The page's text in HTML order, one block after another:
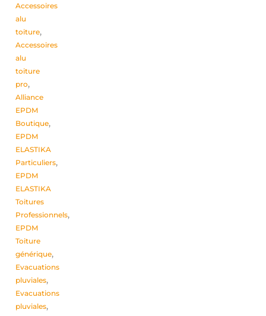
Accessoires
alu
toiture,
Accessoires
alu
toiture
pro,
Alliance
EPDM
Boutique,
EPDM
ELASTIKA
Particuliers,
EPDM
ELASTIKA
Toitures
Professionnels,
EPDM
Toiture
générique,
Evacuations
pluviales,
Evacuations
pluviales,